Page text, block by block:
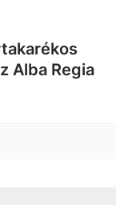
Alba Regia